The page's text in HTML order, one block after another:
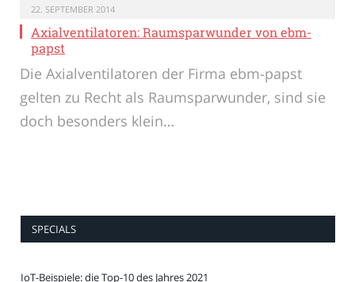
22. SEPTEMBER 2014
Axialventilatoren: Raumsparwunder von ebm-
papst
Die Axialventilatoren der Firma ebm-papst
gelten zu Recht als Raumsparwunder, sind sie
doch besonders klein…
SPECIALS
IoT-Beispiele: die Top-10 des Jahres 2021